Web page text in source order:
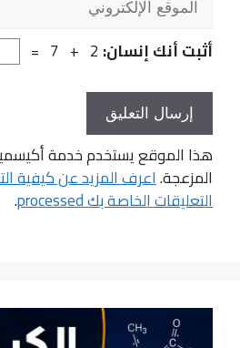
الإلكتروني
أثبت أنك إنسان: 2 + 7 =
هذا الموقع يستخدم خدمة
المزعجة.اعرف المزيد عن كيفية
التعليقات الخاصة بك processed .